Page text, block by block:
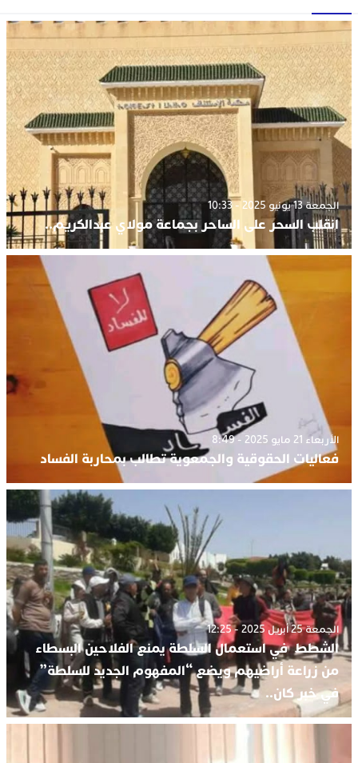
الجمعة 13 يونيو 2025 - 10:33
انقلب السحر على الساحر بجماعة مولاي عبدالكريم..
الأربعاء 21 مايو 2025 - 8:49
فعاليات الحقوقية والجمعوية تطالب بمحاربة الفساد
الجمعة 25 أبريل 2025 - 12:25
الشطط في استعمال السلطة يمنع الفلاحين البسطاء
من زراعة أراضيهم ويضع “المفهوم الجديد للسلطة”
في خبر كان..